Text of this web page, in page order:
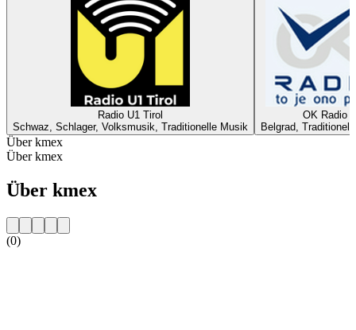
Radio U1 Tirol
Schwaz, Schlager, Volksmusik, Traditionelle Musik
OK Radio
Belgrad,
Über kmex
Über kmex
Über kmex
(0)